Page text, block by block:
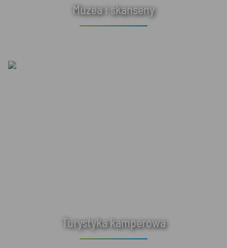
Muzea i skanseny
Turystyka kamperowa